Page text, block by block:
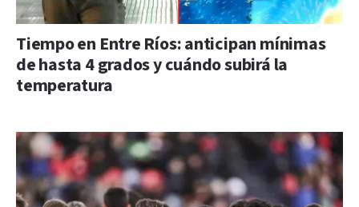
Tiempo en Entre Ríos: anticipan mínimas
de hasta 4 grados y cuándo subirá la
temperatura